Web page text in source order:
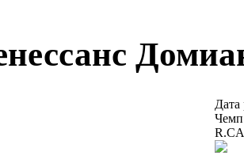
Дата